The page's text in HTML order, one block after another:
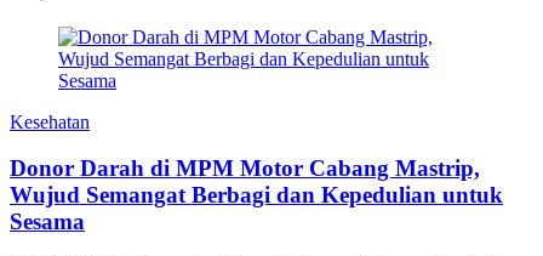
Kesehatan
Donor Darah di MPM Motor Cabang Mastrip,
Wujud Semangat Berbagi dan Kepedulian untuk
Sesama